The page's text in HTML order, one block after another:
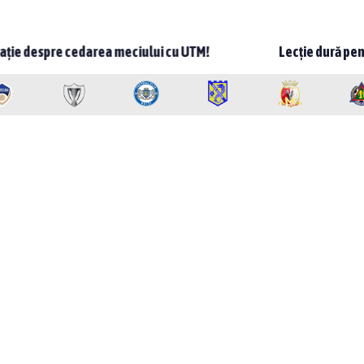
meciului cu UTM! Lecție dură pentru Spartanii